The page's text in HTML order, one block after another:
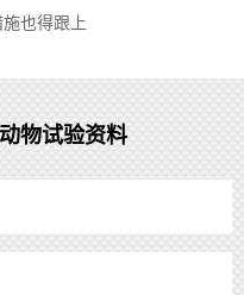
也得跟上
物试验资料